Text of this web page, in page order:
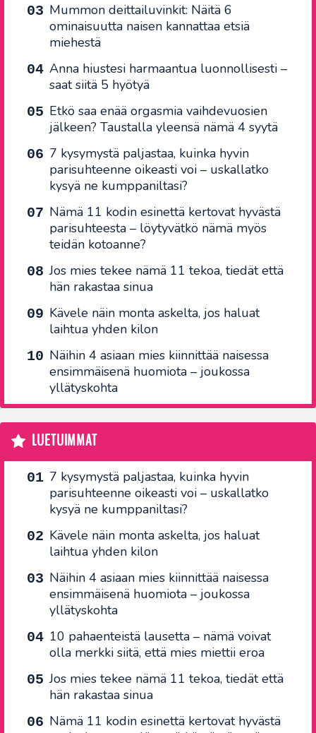
Mummon deittailuvinkit: Näitä 6
ominaisuutta naisen kannattaa etsiä
miehestä
Anna hiustesi harmaantua luonnollisesti –
saat siitä 5 hyötyä
Etkö saa enää orgasmia vaihdevuosien
jälkeen? Taustalla yleensä nämä 4 syytä
7 kysymystä paljastaa, kuinka hyvin
parisuhteenne oikeasti voi – uskallatko
kysyä ne kumppaniltasi?
Nämä 11 kodin esinettä kertovat hyvästä
parisuhteesta – löytyvätkö nämä myös
teidän kotoanne?
Jos mies tekee nämä 11 tekoa, tiedät että
hän rakastaa sinua
Kävele näin monta askelta, jos haluat
laihtua yhden kilon
Näihin 4 asiaan mies kiinnittää naisessa
ensimmäisenä huomiota – joukossa
yllätyskohta
LUETUIMMAT
7 kysymystä paljastaa, kuinka hyvin
parisuhteenne oikeasti voi – uskallatko
kysyä ne kumppaniltasi?
Kävele näin monta askelta, jos haluat
laihtua yhden kilon
Näihin 4 asiaan mies kiinnittää naisessa
ensimmäisenä huomiota – joukossa
yllätyskohta
10 pahaenteistä lausetta – nämä voivat
olla merkki siitä, että mies miettii eroa
Jos mies tekee nämä 11 tekoa, tiedät että
hän rakastaa sinua
Nämä 11 kodin esinettä kertovat hyvästä